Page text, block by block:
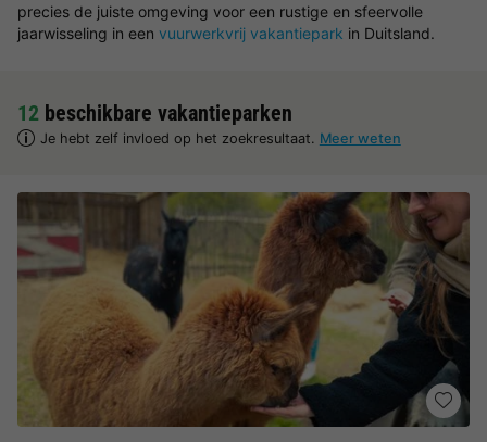
precies de juiste omgeving voor een rustige en sfeervolle
jaarwisseling in een vuurwerkvrij vakantiepark in Duitsland.
12 beschikbare vakantieparken
Je hebt zelf invloed op het zoekresultaat. Meer weten